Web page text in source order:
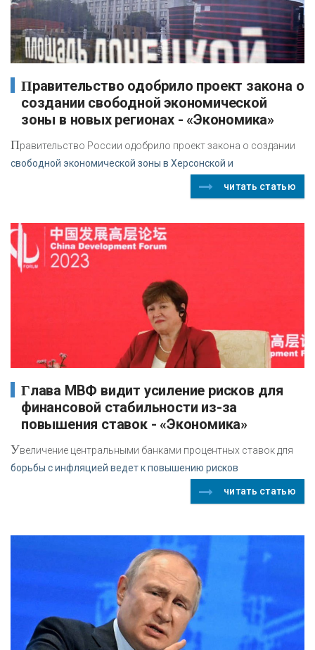
Правительство одобрило проект закона о
создании свободной экономической
зоны в новых регионах - «Экономика»
Правительство России одобрило проект закона о создании
свободной экономической зоны в Херсонской и
читать статью
Глава МВФ видит усиление рисков для
финансовой стабильности из-за
повышения ставок - «Экономика»
Увеличение центральными банками процентных ставок для
борьбы с инфляцией ведет к повышению рисков
читать статью